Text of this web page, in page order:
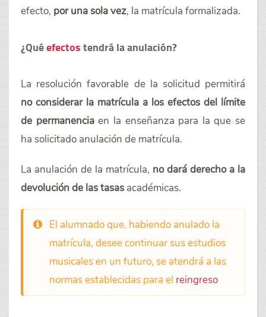
efecto, por una sola vez, la matrícula formalizada.
¿Quéefectostendrá la anulación?
La resolución favorable de la solicitud permitirá
no considerar la matrícula a los efectos del límite
de permanenciaen la enseñanza para la que se
ha solicitado anulación de matrícula.
La anulación de la matrícula, no dará derecho a la
devolución de las tasas académicas.
El alumnado que, habiendo anulado la
matrícula, desee continuar sus estudios
musicales en un futuro, se atendrá a las
normas establecidas para el reingreso